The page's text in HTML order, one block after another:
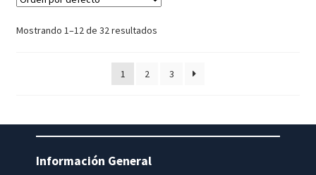
Mostrando 1–12 de 32 resultados
1 2 3
Información General